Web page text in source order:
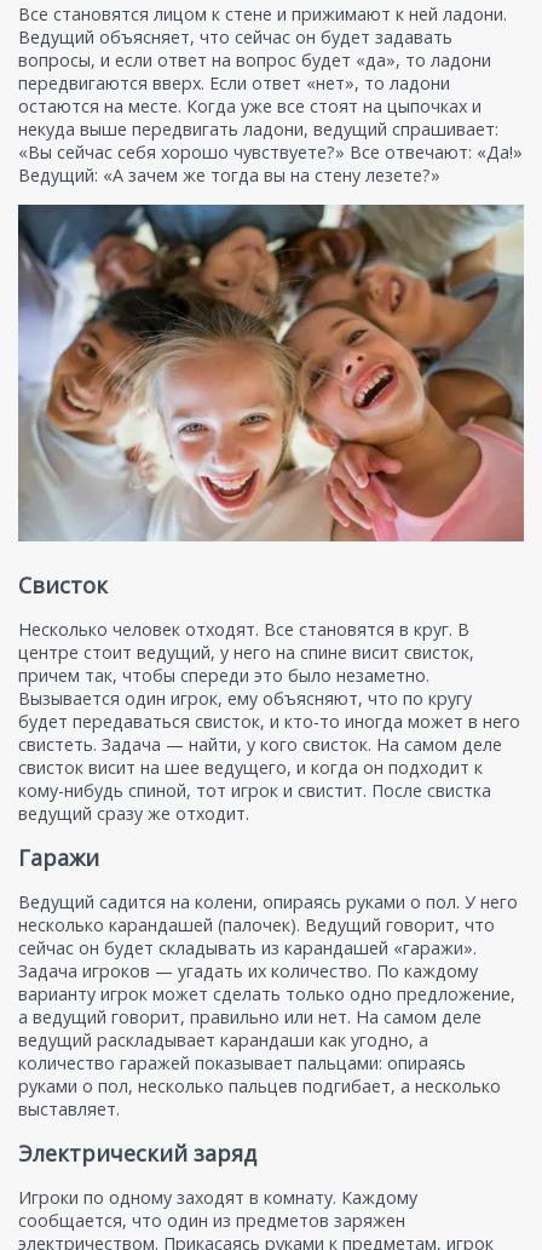
Все становятся лицом к стене и прижимают к ней ладони.
Ведущий объясняет, что сейчас он будет задавать
вопросы, и если ответ на вопрос будет «да», то ладони
передвигаются вверх. Если ответ «нет», то ладони
остаются на месте. Когда уже все стоят на цыпочках и
некуда выше передвигать ладони, ведущий спрашивает:
«Вы сейчас себя хорошо чувствуете?» Все отвечают: «Да!»
Ведущий: «А зачем же тогда вы на стену лезете?»
Свисток
Несколько человек отходят. Все становятся в круг. В
центре стоит ведущий, у него на спине висит свисток,
причем так, чтобы спереди это было незаметно.
Вызывается один игрок, ему объясняют, что по кругу
будет передаваться свисток, и кто-то иногда может в него
свистеть. Задача — найти, у кого свисток. На самом деле
свисток висит на шее ведущего, и когда он подходит к
кому-нибудь спиной, тот игрок и свистит. После свистка
ведущий сразу же отходит.
Гаражи
Ведущий садится на колени, опираясь руками о пол. У него
несколько карандашей (палочек). Ведущий говорит, что
сейчас он будет складывать из карандашей «гаражи».
Задача игроков — угадать их количество. По каждому
варианту игрок может сделать только одно предложение,
а ведущий говорит, правильно или нет. На самом деле
ведущий раскладывает карандаши как угодно, а
количество гаражей показывает пальцами: опираясь
руками о пол, несколько пальцев подгибает, а несколько
выставляет.
Электрический заряд
Игроки по одному заходят в комнату. Каждому
сообщается, что один из предметов заряжен
электричеством. Прикасаясь руками к предметам, игрок